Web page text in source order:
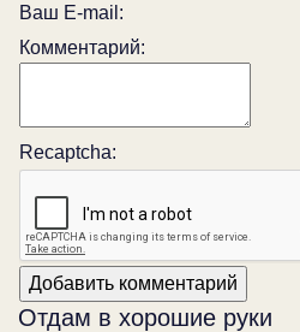
Ваш E-mail:
Комментарий:
Recaptcha:
Отдам в хорошие руки